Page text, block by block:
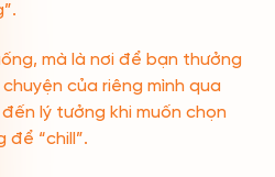
mà là nơi để bạn thưởng
của riêng mình qua
lý tưởng khi muốn chọn
để “chill”.